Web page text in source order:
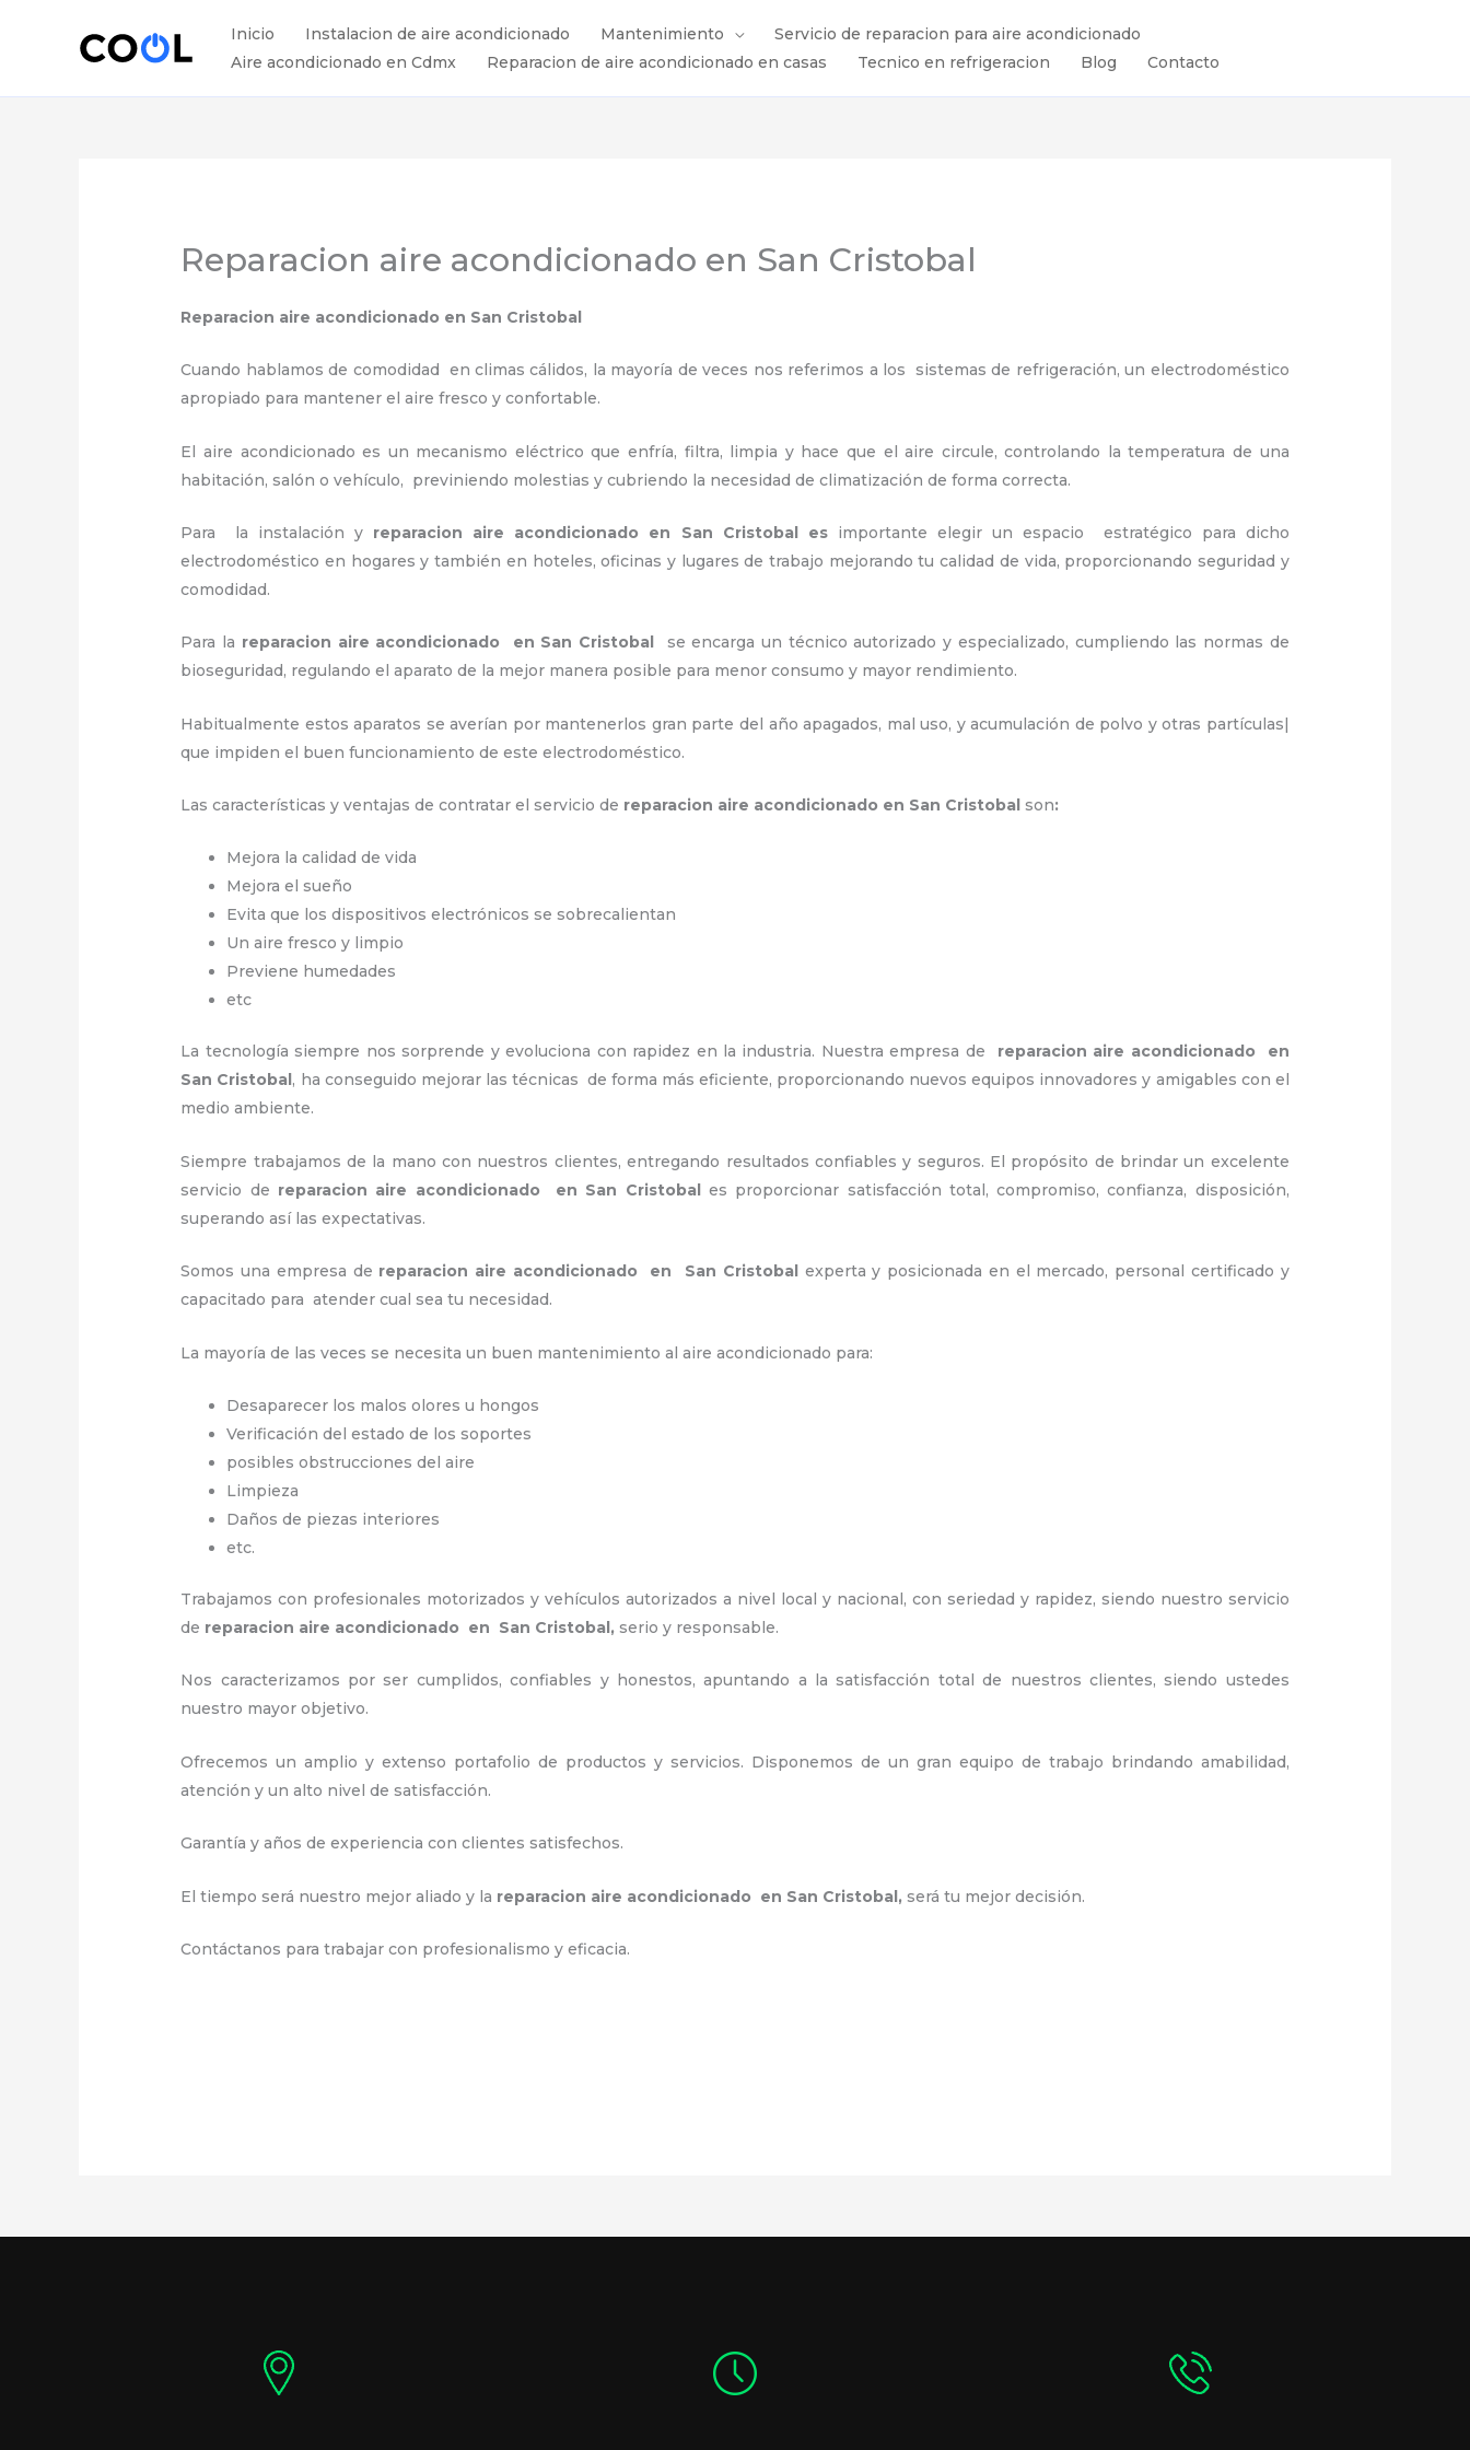
Inicio Instalacion de aire acondicionado Mantenimiento
Servicio de reparacion para aire acondicionado
Aire acondicionado en Cdmx
Reparacion de aire acondicionado en casas Tecnico en refrigeracion Blog Contacto
Reparacion aire acondicionado en San Cristobal
Reparacion aire acondicionado en San Cristobal
Cuando hablamos de comodidad en climas cálidos, la mayoría de veces nos referimos a los sistemas de refrigeración, un electrodoméstico
apropiado para mantener el aire fresco y confortable.
El aire acondicionado es un mecanismo eléctrico que enfría, filtra, limpia y hace que el aire circule, controlando la temperatura de una
habitación, salón o vehículo, previniendo molestias y cubriendo la necesidad de climatización de forma correcta.
Para la instalación y reparacion aire acondicionado en San Cristobal es importante elegir un espacio estratégico para dicho
electrodoméstico en hogares y también en hoteles, oficinas y lugares de trabajo mejorando tu calidad de vida, proporcionando seguridad y
comodidad.
Para la reparacion aire acondicionado en San Cristobal
se encarga un técnico autorizado y especializado, cumpliendo las normas de
bioseguridad, regulando el aparato de la mejor manera posible para menor consumo y mayor rendimiento.
Habitualmente estos aparatos se averían por mantenerlos gran parte del año apagados, mal uso, y acumulación de polvo y otras partículas|
que impiden el buen funcionamiento de este electrodoméstico.
Las características y ventajas de contratar el servicio de reparacion aire acondicionado en San Cristobalson:
Mejora la calidad de vida
Mejora el sueño
Evita que los dispositivos electrónicos se sobrecalientan
Un aire fresco y limpio
Previene humedades
etc
La tecnología siempre nos sorprende y evoluciona con rapidez en la industria. Nuestra empresa de reparacion aire acondicionado en
San Cristobal , ha conseguido mejorar las técnicas de forma más eficiente, proporcionando nuevos equipos innovadores y amigables con el
medio ambiente.
Siempre trabajamos de la mano con nuestros clientes, entregando resultados confiables y seguros. El propósito de brindar un excelente
servicio de reparacion aire acondicionado en San Cristobal es proporcionar satisfacción total, compromiso, confianza, disposición,
superando así las expectativas.
Somos una empresa de reparacion aire acondicionado en San Cristobalexperta y posicionada en el mercado, personal certificado y
capacitado para atender cual sea tu necesidad.
La mayoría de las veces se necesita un buen mantenimiento al aire acondicionado para:
Desaparecer los malos olores u hongos
Verificación del estado de los soportes
posibles obstrucciones del aire
Limpieza
Daños de piezas interiores
etc.
Trabajamos con profesionales motorizados y vehículos autorizados a nivel local y nacional, con seriedad y rapidez, siendo nuestro servicio
de reparacion aire acondicionado en San Cristobal,serio y responsable.
Nos caracterizamos por ser cumplidos, confiables y honestos, apuntando a la satisfacción total de nuestros clientes, siendo ustedes
nuestro mayor objetivo.
Ofrecemos un amplio y extenso portafolio de productos y servicios. Disponemos de un gran equipo de trabajo brindando amabilidad,
atención y un alto nivel de satisfacción.
Garantía y años de experiencia con clientes satisfechos.
El tiempo será nuestro mejor aliado y la reparacion aire acondicionado en San Cristobal,será tu mejor decisión.
Contáctanos para trabajar con profesionalismo y eficacia.